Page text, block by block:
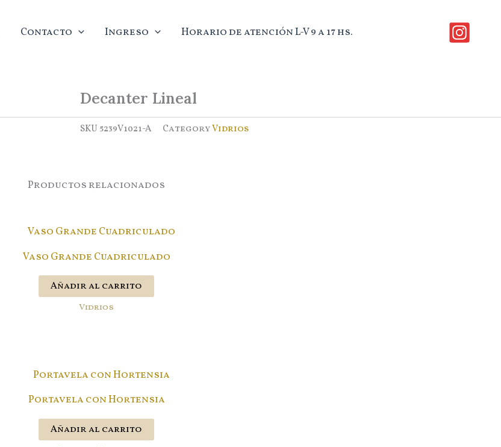
Contacto Ingreso Horario de atención L-V 9 a 17 hs.
Decanter Lineal
SKU 5239V1021-A CategoryVidrios
Productos relacionados
Vaso Grande Cuadriculado
Añadir al carrito
Vidrios
Portavela con Hortensia
Añadir al carrito